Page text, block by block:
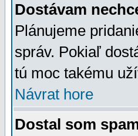
Dostávam
Plánujeme
správ. Pokiaľ
tú moc takému
Návrat hore
Dostal som